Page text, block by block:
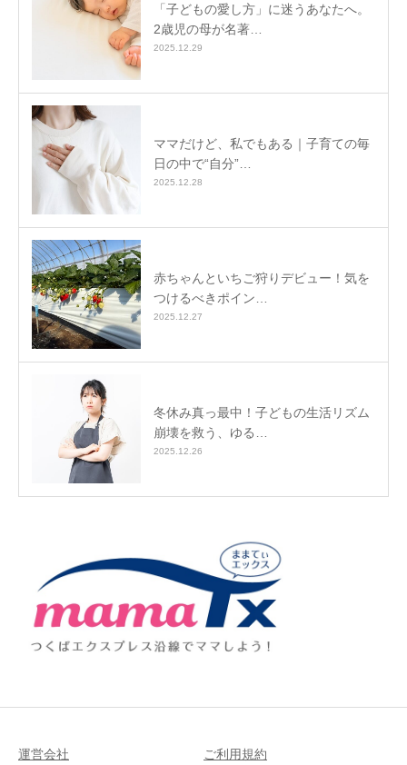
「子どもの愛し方」に迷うあなたへ。
2歳児の母が名著…
2025.12.29
ママだけど、私でもある｜子育ての毎
日の中で“自分”…
2025.12.28
赤ちゃんといちご狩りデビュー！気を
つけるべきポイン…
2025.12.27
冬休み真っ最中！子どもの生活リズム
崩壊を救う、ゆる…
2025.12.26
運営会社 ご利用規約